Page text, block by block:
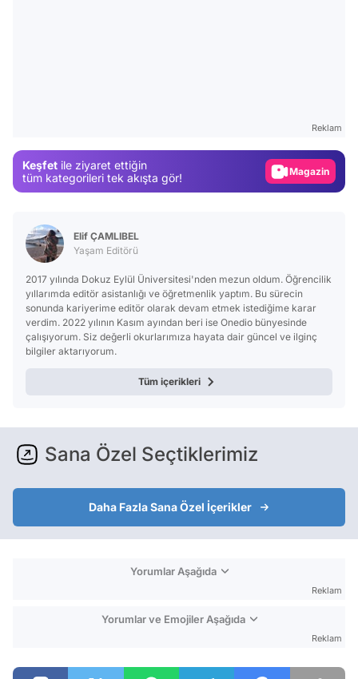
Reklam
Keşfet ile ziyaret ettiğin
tüm kategorileri tek akışta gör!
Magazin
Elif ÇAMLIBEL
Yaşam Editörü
2017 yılında Dokuz Eylül Üniversitesi'nden mezun oldum. Öğrencilik
yıllarımda editör asistanlığı ve öğretmenlik yaptım. Bu sürecin
sonunda kariyerime editör olarak devam etmek istediğime karar
verdim. 2022 yılının Kasım ayından beri ise Onedio bünyesinde
çalışıyorum. Siz değerli okurlarımıza hayata dair güncel ve ilginç
bilgiler aktarıyorum.
Tüm içerikleri
Sana Özel Seçtiklerimiz
Daha Fazla Sana Özel İçerikler
Yorumlar Aşağıda
Reklam
Yorumlar ve Emojiler Aşağıda
Reklam